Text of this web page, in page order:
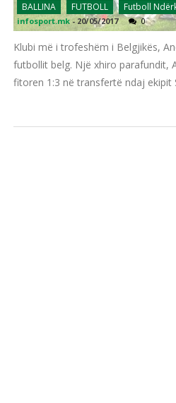
BALLINA FUTBOLL Futboll
infosport.mk - 20/05/2017 0
Klubi më i trofeshëm i Belgjikës,
futbollit belg. Një xhiro parafundit,
fitoren 1:3 në transfertë ndaj ekipit